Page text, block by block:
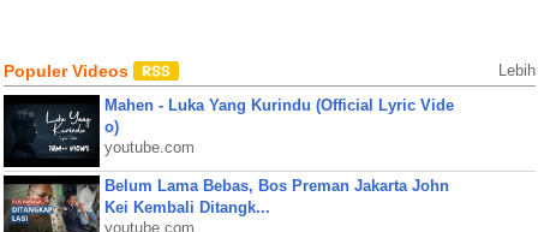
Populer Videos Lebih
Mahen - Luka Yang Kurindu (Official Lyric Vide
o)
youtube.com
Belum Lama Bebas, Bos Preman Jakarta John
Kei Kembali Ditangk...
youtube.com